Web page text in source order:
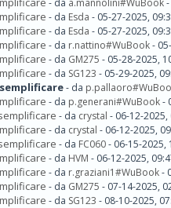
- da a.mannolini#WuBook
- da Esda - 05-27-2025,
- da Esda - 05-27-2025,
- da r.nattino#WuBook-
- da GM275 - 05-28-2025,
- da SG123 - 05-29-2025,
- da
- da p.generani#WuBook-
- da crystal - 06-12-2025,
- da crystal - 06-12-2025,
- da FC060- 06-15-2025,
- da HVM - 06-12-2025,
- da r.graziani1#WuBook-
- da GM275 - 07-14-2025,
- da SG123 - 08-10-2025,